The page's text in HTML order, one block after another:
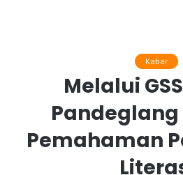
Kabar
Melalui
Pemahaman